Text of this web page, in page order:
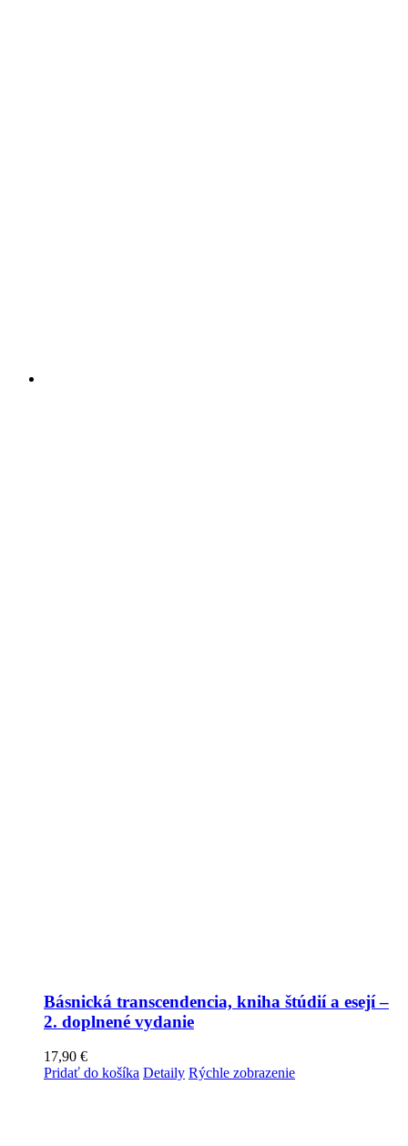
Básnická transcendencia, kniha štúdií a esejí –
2. doplnené vydanie
17,90 €
Pridať do košíka Detaily Rýchle zobrazenie